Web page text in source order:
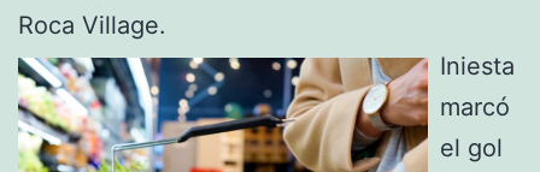
Roca Village.
Iniesta
marcó
el gol